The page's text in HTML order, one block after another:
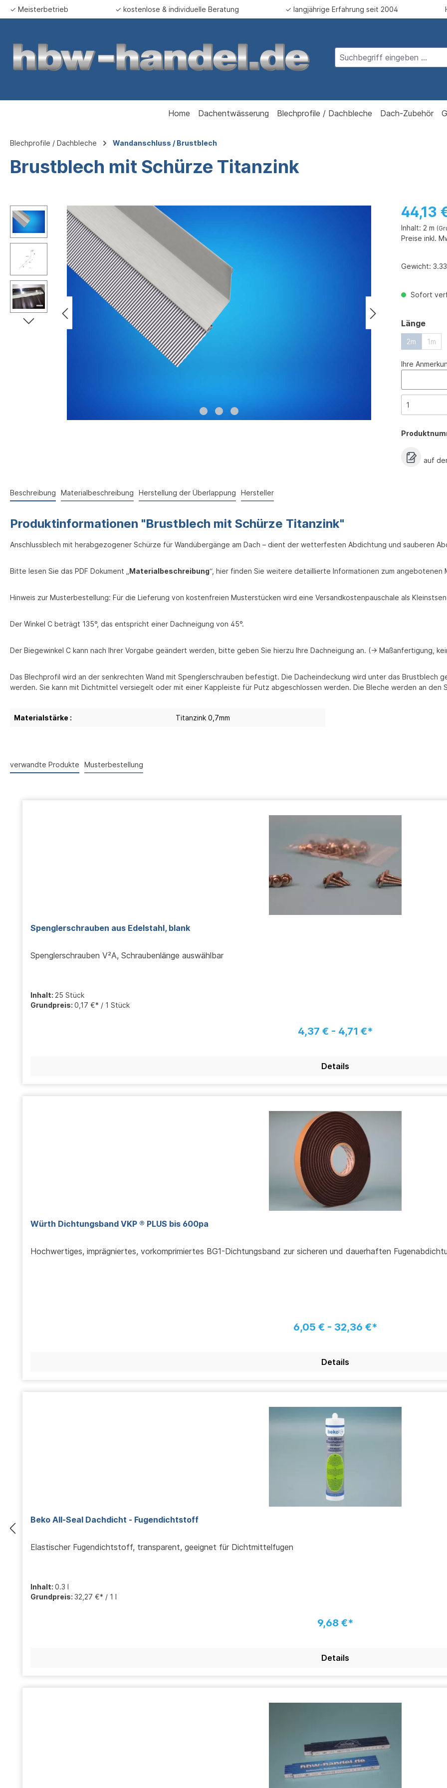
Zur Hauptnavigation springen
✓ Meisterbetrieb ✓ kostenlose & individuelle Beratung ✓ langjährige Erfahrung seit 2004
Home Dachentwässerung Blechprofile / Dachbleche Dach-Zubehör
Blechprofile / Dachbleche Wandanschluss / Brustblech
Brustblech mit Schürze Titanzink
Bildergalerie überspringen 44,13
Inhalt: 2 m
Preise inkl.
Gewicht:
Sofort
Länge
2m 1m
Ihre
auf
Beschreibung Materialbeschreibung Herstellung der Überlappung Hersteller
Produktinformationen "Brustblech mit Schürze Titanzink"
Anschlussblech mit herabgezogener Schürze für Wandübergänge am Dach – dient der wetterfesten Abdichtung und sauberen
Bitte lesen Sie das PDF Dokument „ Materialbeschreibung“, hier finden Sie weitere detaillierte Informationen zum angebotenen
Hinweis zur Musterbestellung: Für die Lieferung von kostenfreien Musterstücken wird eine Versandkostenpauschale als
Der Winkel C beträgt 135°, das entspricht einer Dachneigung von 45°.
Der Biegewinkel C kann nach Ihrer Vorgabe geändert werden, bitte geben Sie hierzu Ihre Dachneigung an. (-> Maßanfertigung,
Das Blechprofil wird an der senkrechten Wand mit Spenglerschrauben befestigt. Die Dacheindeckung wird unter das Brustblech
werden. Sie kann mit Dichtmittel versiegelt oder mit einer Kappleiste für Putz abgeschlossen werden. Die Bleche werden an den
Materialstärke : Titanzink 0,7mm
verwandte Produkte Musterbestellung
Spenglerschrauben aus Edelstahl, blank
Spenglerschrauben V²A, Schraubenlänge auswählbar
Inhalt: 25 Stück
Grundpreis: 0,17 €* / 1 Stück
4,37 € - 4,71 €*
Details
Würth Dichtungsband VKP ® PLUS bis 600pa
Hochwertiges, imprägniertes, vorkomprimiertes BG1-Dichtungsband zur sicheren und dauerhaften
6,05 € - 32,36 €*
Details
Beko All-Seal Dachdicht - Fugendichtstoff
Elastischer Fugendichtstoff, transparent, geeignet für Dichtmittelfugen
Inhalt: 0.3 l
Grundpreis: 32,27 €* / 1 l
9,68 €*
Details